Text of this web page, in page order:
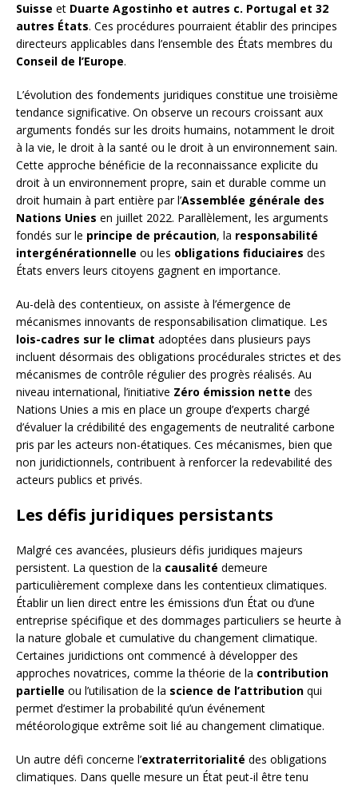
Suisse et Duarte Agostinho et autres c. Portugal et 32
autres États. Ces procédures pourraient établir des principes
directeurs applicables dans l’ensemble des États membres du
Conseil de l’Europe.
L’évolution des fondements juridiques constitue une troisième
tendance significative. On observe un recours croissant aux
arguments fondés sur les droits humains, notamment le droit
à la vie, le droit à la santé ou le droit à un environnement sain.
Cette approche bénéficie de la reconnaissance explicite du
droit à un environnement propre, sain et durable comme un
droit humain à part entière par l’Assemblée générale des
Nations Unies en juillet 2022. Parallèlement, les arguments
fondés sur le principe de précaution, la responsabilité
intergénérationnelle ou les obligations fiduciaires des
États envers leurs citoyens gagnent en importance.
Au-delà des contentieux, on assiste à l’émergence de
mécanismes innovants de responsabilisation climatique. Les
lois-cadres sur le climat adoptées dans plusieurs pays
incluent désormais des obligations procédurales strictes et des
mécanismes de contrôle régulier des progrès réalisés. Au
niveau international, l’initiative Zéro émission nette des
Nations Unies a mis en place un groupe d’experts chargé
d’évaluer la crédibilité des engagements de neutralité carbone
pris par les acteurs non-étatiques. Ces mécanismes, bien que
non juridictionnels, contribuent à renforcer la redevabilité des
acteurs publics et privés.
Les défis juridiques persistants
Malgré ces avancées, plusieurs défis juridiques majeurs
persistent. La question de la causalité demeure
particulièrement complexe dans les contentieux climatiques.
Établir un lien direct entre les émissions d’un État ou d’une
entreprise spécifique et des dommages particuliers se heurte à
la nature globale et cumulative du changement climatique.
Certaines juridictions ont commencé à développer des
approches novatrices, comme la théorie de la contribution
partielle ou l’utilisation de la science de l’attribution qui
permet d’estimer la probabilité qu’un événement
météorologique extrême soit lié au changement climatique.
Un autre défi concerne l’extraterritorialité des obligations
climatiques. Dans quelle mesure un État peut-il être tenu